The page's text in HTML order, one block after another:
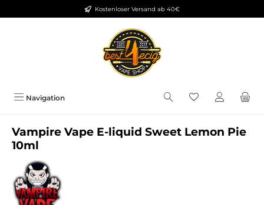
Zum Hauptinhalt springenKostenloser Versand ab 40€
Navigation Du hast 0
Vampire Vape E-liquid Sweet Lemon Pie
10ml